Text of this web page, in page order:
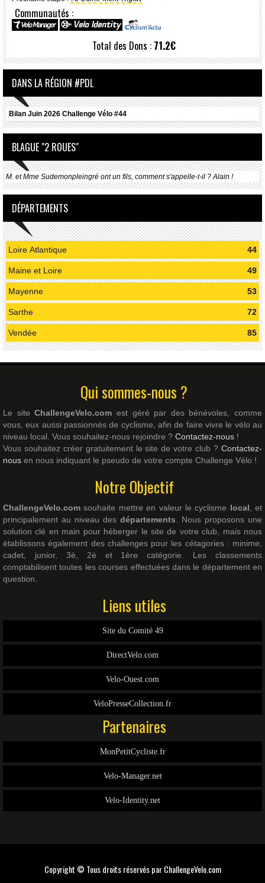
Communautés :
Total des Dons : 71.2€
DANS LA RÉGION #PDL
Bilan Juin 2026 Challenge Vélo #44
BLAGUE "2 ROUES"
M. et Mme Sudemonpleingré ont un fils, comment s'appelle-t-il ? Alain !
DÉPARTEMENTS
Loire Atlantique 44
Maine et Loire 49
Mayenne 53
Sarthe 72
Vendée 85
Qui sommes-nous ?
Le siteChallengeVelo.com est géré par des bénévoles, comme
vous, eux aussi passionnés de cyclisme, afin de faire vivre le vélo au
niveau local. Vous souhaitez-nous rejoindre ? Contactez-nous !
Vous souhaitez créer gratuitement le site de votre club ? Contactez-
nous en nous indiquant le pseudo de votre compte Challenge Vélo !
Notre Objectif
ChallengeVelo.com souhaite mettre en valeur le cyclisme local, et
principalement au niveau des départements. Nous proposons une
solution clé en main pour héberger le site de votre club, mais nous
établissons également des challenges pour les cétagories : minime,
cadet, junior, 3è, 2è et 1ère catégorie. Les classements
comptabilisent toutes les courses effectuées dans le département en
question.
Liens utiles
Site du Comité 49
DirectVelo.com
Velo-Ouest.com
VeloPresseCollection.fr
Partenaires
MonPetitCycliste.fr
Velo-Manager.net
Velo-Identity.net
Copyright © Tous droits réservés parChallengeVelo.com